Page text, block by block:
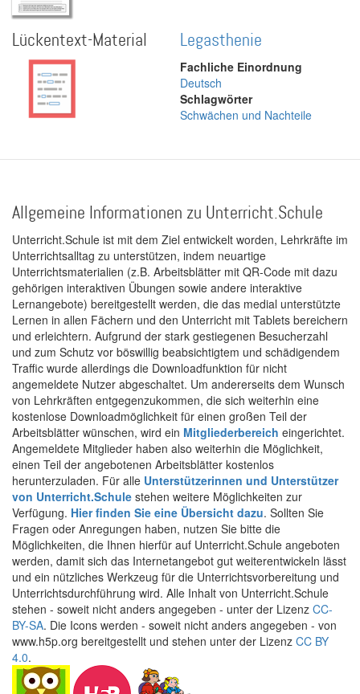
Lückentext-Material Legasthenie
Fachliche Einordnung
Deutsch
Schlagwörter
Schwächen und Nachteile
Allgemeine Informationen zu Unterricht.Schule
Unterricht.Schule ist mit dem Ziel entwickelt worden, Lehrkräfte im
Unterrichtsalltag zu unterstützen, indem neuartige
Unterrichtsmaterialien (z.B. Arbeitsblätter mit QR-Code mit dazu
gehörigen interaktiven Übungen sowie andere interaktive
Lernangebote) bereitgestellt werden, die das medial unterstützte
Lernen in allen Fächern und den Unterricht mit Tablets bereichern
und erleichtern. Aufgrund der stark gestiegenen Besucherzahl
und zum Schutz vor böswillig beabsichtigtem und schädigendem
Traffic wurde allerdings die Downloadfunktion für nicht
angemeldete Nutzer abgeschaltet. Um andererseits dem Wunsch
von Lehrkräften entgegenzukommen, die sich weiterhin eine
kostenlose Downloadmöglichkeit für einen großen Teil der
Arbeitsblätter wünschen, wird ein Mitgliederbereich eingerichtet.
Angemeldete Mitglieder haben also weiterhin die Möglichkeit,
einen Teil der angebotenen Arbeitsblätter kostenlos
herunterzuladen. Für alle Unterstützerinnen und Unterstützer
von Unterricht.Schule stehen weitere Möglichkeiten zur
Verfügung. Hier finden Sie eine Übersicht dazu. Sollten Sie
Fragen oder Anregungen haben, nutzen Sie bitte die
Möglichkeiten, die Ihnen hierfür auf Unterricht.Schule angeboten
werden, damit sich das Internetangebot gut weiterentwickeln lässt
und ein nützliches Werkzeug für die Unterrichtsvorbereitung und
Unterrichtsdurchführung wird. Alle Inhalt von Unterricht.Schule
stehen - soweit nicht anders angegeben - unter der Lizenz CC-
BY-SA. Die Icons werden - soweit nicht anders angegeben - von
www.h5p.org bereitgestellt und stehen unter der Lizenz CC BY
4.0.